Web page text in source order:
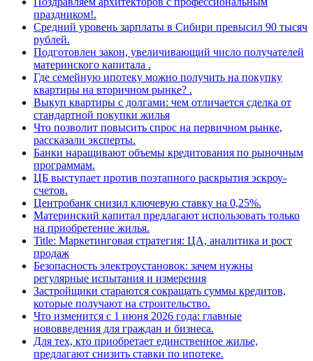
праздником!.
Средний уровень зарплаты в Сибири превысил 90 тысяч
рублей.
Подготовлен закон, увеличивающий число получателей
материнского капитала .
Где семейную ипотеку можно получить на покупку
квартиры на вторичном рынке? .
Выкуп квартиры с долгами: чем отличается сделка от
стандартной покупки жилья
Что позволит повысить спрос на первичном рынке,
рассказали эксперты.
Банки наращивают объемы кредитования по рыночным
программам.
ЦБ выступает против поэтапного раскрытия эскроу-
счетов.
Центробанк снизил ключевую ставку на 0,25%.
Материнский капитал предлагают использовать только
на приобретение жилья.
Title: Маркетинговая стратегия: ЦА, аналитика и рост
продаж
Безопасность электроустановок: зачем нужны
регулярные испытания и измерения
Застройщики стараются сокращать суммы кредитов,
которые получают на строительство.
Что изменится с 1 июня 2026 года: главные
нововведения для граждан и бизнеса.
Для тех, кто приобретает единственное жилье,
предлагают снизить ставки по ипотеке.